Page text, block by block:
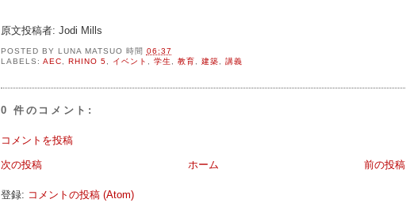
原文投稿者: Jodi Mills
POSTED BY LUNA MATSUO 時間 06:37
LABELS: AEC RHINO 5 イベント 学生 教育 建築 講義
0 件のコメント:
コメントを投稿
次の投稿 前の投稿
ホーム
登録: コメントの投稿 (Atom)